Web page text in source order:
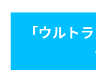
「ウルト